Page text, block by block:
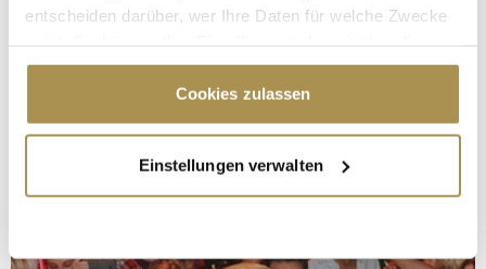
entscheiden darüber, wer Ihre Daten für welche Zwecke
Cookie-Erklärung oder durch Klicken auf das Privacy
Trigger Symbol ändern oder widerrufen
Informationen über Ihre geografische Lage
erfassen, welche bis auf einige Meter genau sein
Cookies zulassen
Einstellungen verwalten